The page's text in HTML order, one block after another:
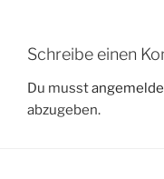
c
e
b
o
itt
er
at
s
A
Schreibe einen
Du musst
abzugeben.